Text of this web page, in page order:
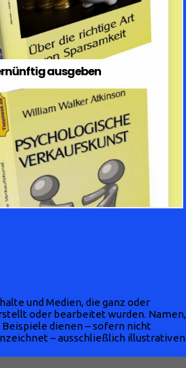
und Medien, die ganz oder
oder bearbeitet wurden. Namen,
dienen – sofern nicht
– ausschließlich illustrativen